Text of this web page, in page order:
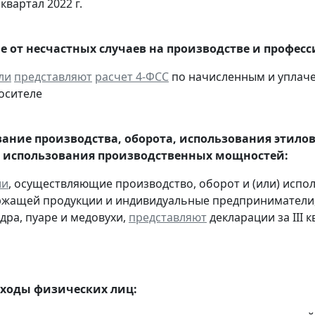
2022 г.
от несчастных случаев на производстве и
представляют расчет 4-ФСС по начисленным и
производства, оборота, использования
производственных мощностей:
, осуществляющие производство, оборот и (или)
продукции и индивидуальные
пуаре и медовухи, представляютдекларации за III
физических лиц: